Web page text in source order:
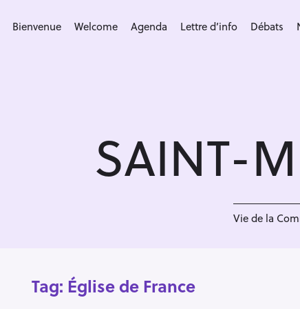
Bienvenue Welcome Agenda Lettre d’info Débats
SAINT-
Vie de la
Tag: Église de France